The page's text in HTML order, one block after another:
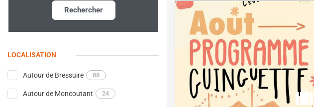
Rechercher
LOCALISATION
Autour de Bressuire 88
Autour de Moncoutant 24